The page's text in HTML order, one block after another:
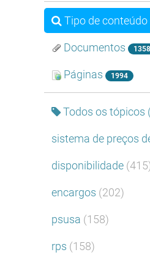
Tipo de conteúdo
Documentos
Páginas 1994
Todos os tópicos
sistema de preços
disponibilidade
encargos (202)
psusa (158)
rps (158)